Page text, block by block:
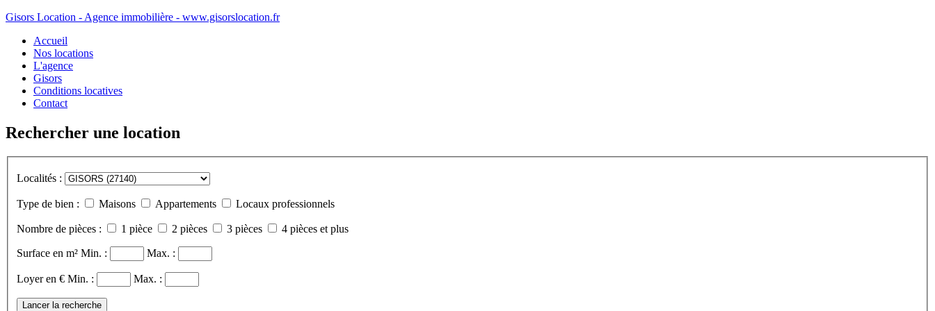
Gisors Location - Agence immobilière - www.gisorslocation.fr
Accueil
Nos locations
L'agence
Gisors
Conditions locatives
Contact
Rechercher une location
Localités :
Type de bien : Maisons Appartements Locaux professionnels
Nombre de pièces : 1 pièce 2 pièces 3 pièces 4 pièces et plus
Surface en m² Min. : Max. :
Loyer en € Min. : Max. :
Lancer la recherche